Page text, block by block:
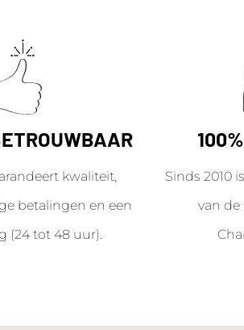
kwaliteit,
betalingen en een
(24 tot 48 uur).
Sinds 2010
van de